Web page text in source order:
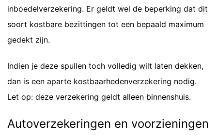
inboedelverzekering. Er geldt wel de beperking dat dit
soort kostbare bezittingen tot een bepaald maximum
gedekt zijn.
Indien je deze spullen toch volledig wilt laten dekken,
dan is een aparte kostbaarhedenverzekering nodig.
Let op: deze verzekering geldt alleen binnenshuis.
Autoverzekeringen en voorzieningen